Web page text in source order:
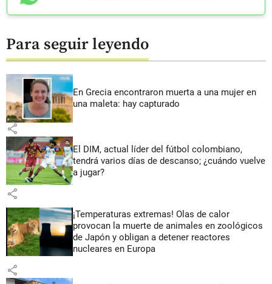
Para seguir leyendo
En Grecia encontraron muerta a una mujer en
una maleta: hay capturado
share
El DIM, actual líder del fútbol colombiano,
tendrá varios días de descanso; ¿cuándo vuelve
a jugar?
share
¡Temperaturas extremas! Olas de calor
provocan la muerte de animales en zoológicos
de Japón y obligan a detener reactores
nucleares en Europa
share